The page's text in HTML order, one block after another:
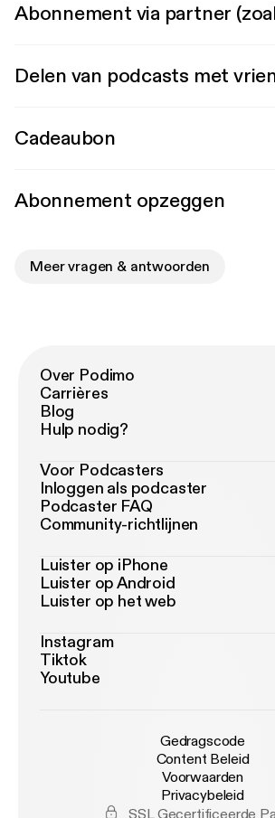
Abonnement via partner
Delen van podcasts met
Cadeaubon
Abonnement opzeggen
Meer vragen & antwoorden
Over Podimo
Carrières
Blog
Hulp nodig?
Voor Podcasters
Inloggen als podcaster
Podcaster FAQ
Community-richtlijnen
Luister op iPhone
Luister op Android
Luister op het web
Instagram
Tiktok
Youtube
Gedragscode
Content Beleid
Voorwaarden
Privacybeleid
SSL Gecertificeerde